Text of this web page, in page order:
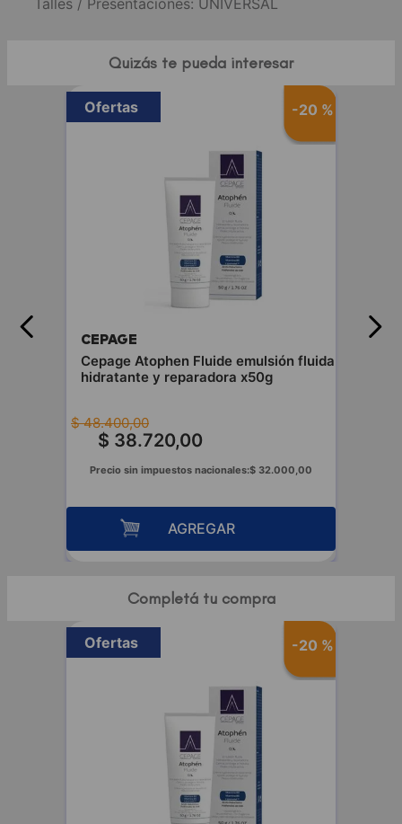
Talles / Presentaciones: UNIVERSAL
Quizás te pueda interesar
-20 %
Ofertas
CEPAGE
Cepage Atophen Fluide emulsión fluida
hidratante y reparadora x50g
$ 48.400,00
$ 38.720,00
Precio sin impuestos nacionales:$ 32.000,00
AGREGAR
Completá tu compra
-20 %
Ofertas